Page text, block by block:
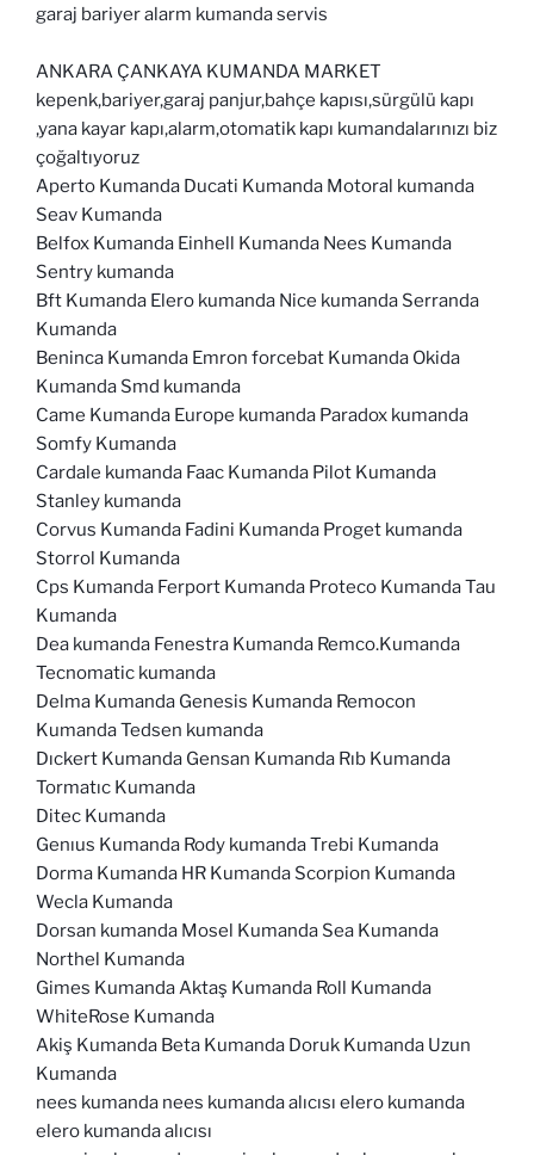
garaj bariyer alarm kumanda servis
ANKARA ÇANKAYA KUMANDA MARKET
kepenk,bariyer,garaj panjur,bahçe kapısı,sürgülü kapı
,yana kayar kapı,alarm,otomatik kapı kumandalarınızı biz
çoğaltıyoruz
Aperto Kumanda Ducati Kumanda Motoral kumanda
Seav Kumanda
Belfox Kumanda Einhell Kumanda Nees Kumanda
Sentry kumanda
Bft Kumanda Elero kumanda Nice kumanda Serranda
Kumanda
Beninca Kumanda Emron forcebat Kumanda Okida
Kumanda Smd kumanda
Came Kumanda Europe kumanda Paradox kumanda
Somfy Kumanda
Cardale kumanda Faac Kumanda Pilot Kumanda
Stanley kumanda
Corvus Kumanda Fadini Kumanda Proget kumanda
Storrol Kumanda
Cps Kumanda Ferport Kumanda Proteco Kumanda Tau
Kumanda
Dea kumanda Fenestra Kumanda Remco.Kumanda
Tecnomatic kumanda
Delma Kumanda Genesis Kumanda Remocon
Kumanda Tedsen kumanda
Dıckert Kumanda Gensan Kumanda Rıb Kumanda
Tormatıc Kumanda
Ditec Kumanda
Genıus Kumanda Rody kumanda Trebi Kumanda
Dorma Kumanda HR Kumanda Scorpion Kumanda
Wecla Kumanda
Dorsan kumanda Mosel Kumanda Sea Kumanda
Northel Kumanda
Gimes Kumanda Aktaş Kumanda Roll Kumanda
WhiteRose Kumanda
Akiş Kumanda Beta Kumanda Doruk Kumanda Uzun
Kumanda
nees kumanda nees kumanda alıcısı elero kumanda
elero kumanda alıcısı